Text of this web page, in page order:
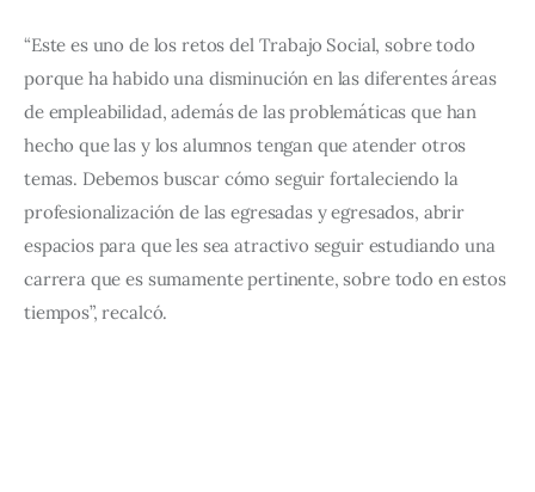
“Este es uno de los retos del Trabajo Social, sobre todo
porque ha habido una disminución en las diferentes áreas
de empleabilidad, además de las problemáticas que han
hecho que las y los alumnos tengan que atender otros
temas. Debemos buscar cómo seguir fortaleciendo la
profesionalización de las egresadas y egresados, abrir
espacios para que les sea atractivo seguir estudiando una
carrera que es sumamente pertinente, sobre todo en estos
tiempos”, recalcó.